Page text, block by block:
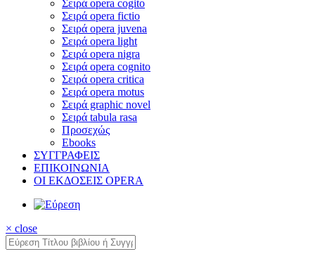
Σειρά opera cogito
Σειρά opera fictio
Σειρά opera juvena
Σειρά opera light
Σειρά opera nigra
Σειρά opera cognito
Σειρά opera critica
Σειρά opera motus
Σειρά graphic novel
Σειρά tabula rasa
Προσεχώς
Ebooks
ΣΥΓΓΡΑΦΕΙΣ
ΕΠΙΚΟΙΝΩΝΙΑ
ΟΙ ΕΚΔΟΣΕΙΣ OPERA
× close